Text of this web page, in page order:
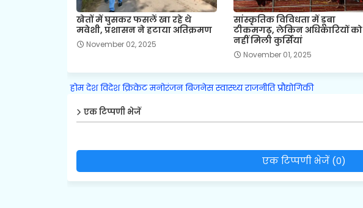
खेतों में घुसकर फसलें खा रहे थे
मवेशी, प्रशासन ने हटाया अतिक्रमण
November 02, 2025
सांस्कृतिक विविधता में डूबा
टीकमगढ़, लेकिन अधिकारियों को
नहीं मिली कुर्सियां
November 01, 2025
होम देश विदेश क्रिकेट मनोरंजन बिजनेस स्वास्थ्य राजनीति प्रौद्योगिकी
एक टिप्पणी भेजें
एक टिप्पणी भेजें (0)